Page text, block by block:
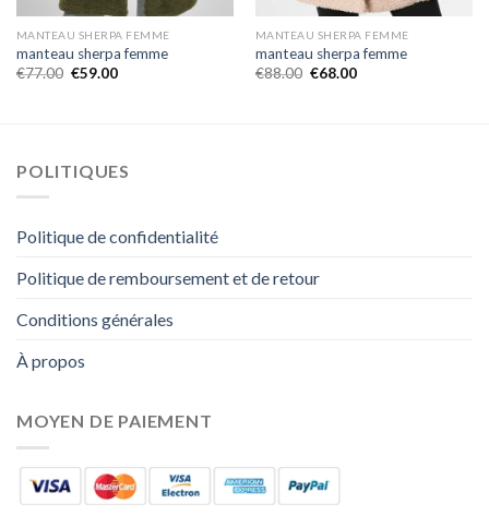
MANTEAU SHERPA FEMME
manteau sherpa femme
€77.00 €59.00
MANTEAU SHERPA FEMME
manteau sherpa femme
€88.00 €68.00
POLITIQUES
Politique de confidentialité
Politique de remboursement et de retour
Conditions générales
À propos
MOYEN DE PAIEMENT